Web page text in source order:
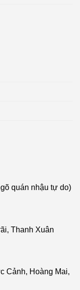
quán nhậu tự do)
Thanh Xuân
Cảnh, Hoàng Mai,